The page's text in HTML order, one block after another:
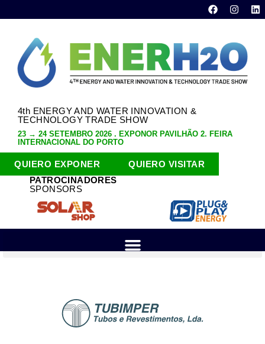
4th ENERGY AND WATER INNOVATION &
TECHNOLOGY TRADE SHOW
23 → 24 SETEMBRO 2026 . EXPONOR PAVILHÃO 2. FEIRA
INTERNACIONAL DO PORTO
QUIERO EXPONER
QUIERO VISITAR
PATROCINADORES
SPONSORS